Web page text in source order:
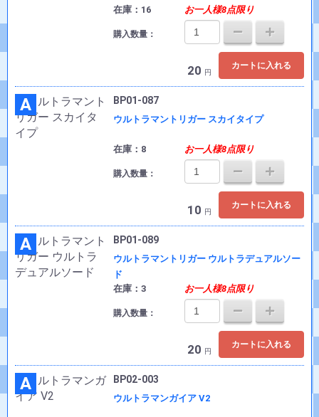
在庫：16 お一人様8点限り
購入数量：
20 円
カートに入れる
A BP01-087
ウルトラマントリガー スカイタイプ
在庫：8 お一人様8点限り
購入数量：
10 円
カートに入れる
A BP01-089
ウルトラマントリガー ウルトラデュアルソー
ド
在庫：3
お一人様8点限り
購入数量：
20 円
カートに入れる
A BP02-003
ウルトラマンガイア V2